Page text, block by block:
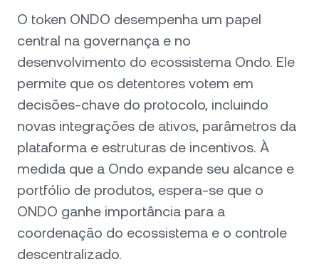
O token ONDO desempenha um papel
central na governança e no
desenvolvimento do ecossistema Ondo. Ele
permite que os detentores votem em
decisões-chave do protocolo, incluindo
novas integrações de ativos, parâmetros da
plataforma e estruturas de incentivos. À
medida que a Ondo expande seu alcance e
portfólio de produtos, espera-se que o
ONDO ganhe importância para a
coordenação do ecossistema e o controle
descentralizado.